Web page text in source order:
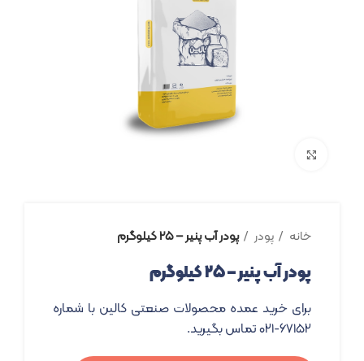
خانه پودر پودر آب پنیر – ۲۵ کیلوگرم
پودر آب پنیر – ۲۵ کیلوگرم
برای خرید عمده محصولات صنعتی کالین با شماره
۶۷۱۵۲-۰۲۱ تماس بگیرید.